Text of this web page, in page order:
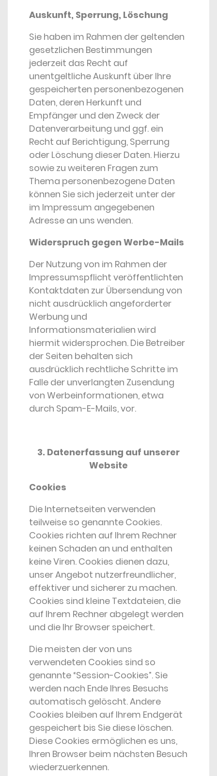
Auskunft, Sperrung, Löschung
Sie haben im Rahmen der geltenden
gesetzlichen Bestimmungen
jederzeit das Recht auf
unentgeltliche Auskunft über Ihre
gespeicherten personenbezogenen
Daten, deren Herkunft und
Empfänger und den Zweck der
Datenverarbeitung und ggf. ein
Recht auf Berichtigung, Sperrung
oder Löschung dieser Daten. Hierzu
sowie zu weiteren Fragen zum
Thema personenbezogene Daten
können Sie sich jederzeit unter der
im Impressum angegebenen
Adresse an uns wenden.
Widerspruch gegen Werbe-Mails
Der Nutzung von im Rahmen der
Impressumspflicht veröffentlichten
Kontaktdaten zur Übersendung von
nicht ausdrücklich angeforderter
Werbung und
Informationsmaterialien wird
hiermit widersprochen. Die Betreiber
der Seiten behalten sich
ausdrücklich rechtliche Schritte im
Falle der unverlangten Zusendung
von Werbeinformationen, etwa
durch Spam-E-Mails, vor.
3. Datenerfassung auf unserer
Website
Cookies
Die Internetseiten verwenden
teilweise so genannte Cookies.
Cookies richten auf Ihrem Rechner
keinen Schaden an und enthalten
keine Viren. Cookies dienen dazu,
unser Angebot nutzerfreundlicher,
effektiver und sicherer zu machen.
Cookies sind kleine Textdateien, die
auf Ihrem Rechner abgelegt werden
und die Ihr Browser speichert.
Die meisten der von uns
verwendeten Cookies sind so
genannte “Session-Cookies”. Sie
werden nach Ende Ihres Besuchs
automatisch gelöscht. Andere
Cookies bleiben auf Ihrem Endgerät
gespeichert bis Sie diese löschen.
Diese Cookies ermöglichen es uns,
Ihren Browser beim nächsten Besuch
wiederzuerkennen.